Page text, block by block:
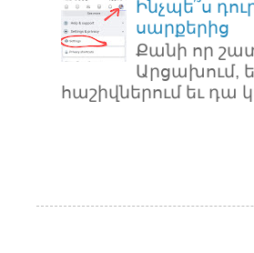
Ինչպե՞ս
սարքերից
Քանի որ
Արցախում,
հաշիվներում եւ դա